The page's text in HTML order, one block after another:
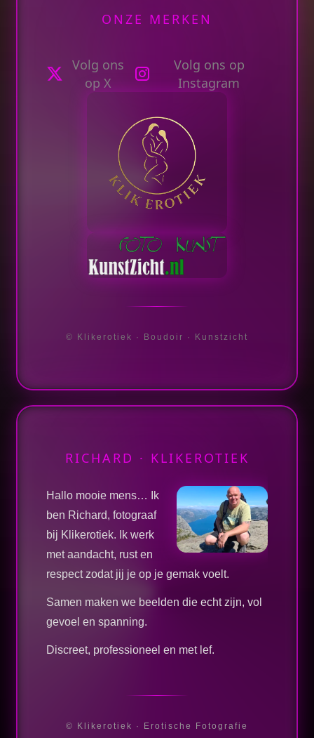
ONZE MERKEN
Volg ons
op X
Volg ons op
Instagram
© Klikerotiek · Boudoir · Kunstzicht
RICHARD · KLIKEROTIEK
Hallo mooie mens… Ik
ben Richard, fotograaf
bij Klikerotiek. Ik werk
met aandacht, rust en
respect zodat jij je op je gemak voelt.
Samen maken we beelden die echt zijn, vol
gevoel en spanning.
Discreet, professioneel en met lef.
© Klikerotiek · Erotische Fotografie